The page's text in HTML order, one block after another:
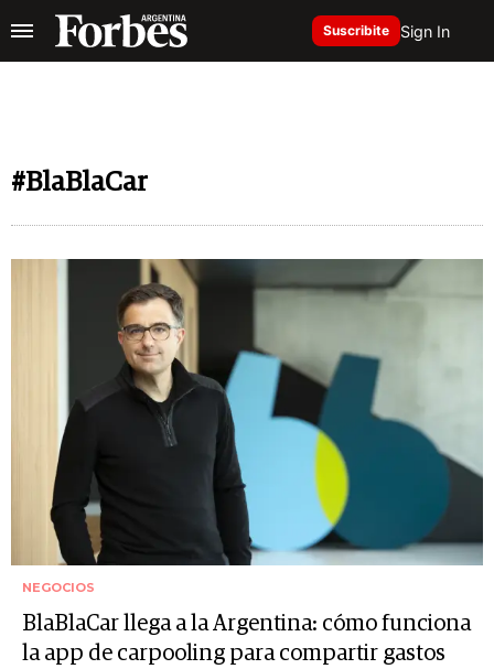
Suscribite Sign In
#BlaBlaCar
NEGOCIOS
BlaBlaCar llega a la Argentina: cómo funciona
la app de carpooling para compartir gastos